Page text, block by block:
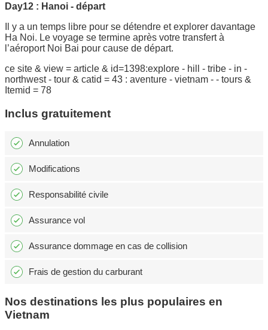
Day12 : Hanoi - départ
Il y a un temps libre pour se détendre et explorer davantage
Ha Noi. Le voyage se termine après votre transfert à
l’aéroport Noi Bai pour cause de départ.
ce site & view = article & id=1398:explore - hill - tribe - in -
northwest - tour & catid = 43 : aventure - vietnam - - tours &
Itemid = 78
Inclus gratuitement
Annulation
Modifications
Responsabilité civile
Assurance vol
Assurance dommage en cas de collision
Frais de gestion du carburant
Nos destinations les plus populaires en
Vietnam